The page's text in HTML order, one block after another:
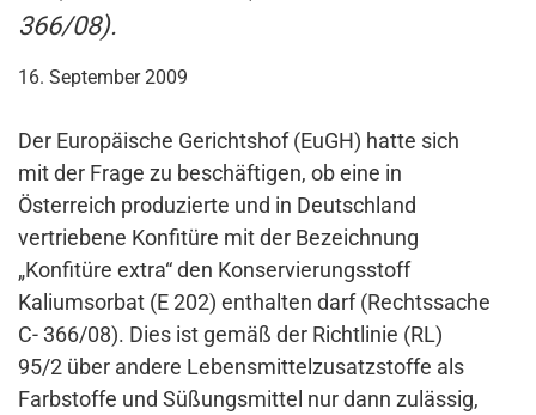
366/08).
16. September 2009
Der Europäische Gerichtshof (EuGH) hatte sich
mit der Frage zu beschäftigen, ob eine in
Österreich produzierte und in Deutschland
vertriebene Konfitüre mit der Bezeichnung
„Konfitüre extra“ den Konservierungsstoff
Kaliumsorbat (E 202) enthalten darf (Rechtssache
C- 366/08). Dies ist gemäß der Richtlinie (RL)
95/2 über andere Lebensmittelzusatzstoffe als
Farbstoffe und Süßungsmittel nur dann zulässig,